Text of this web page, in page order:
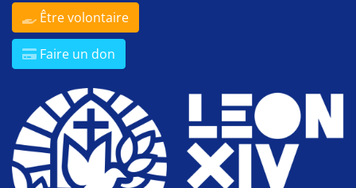
Être volontaire
Faire un don